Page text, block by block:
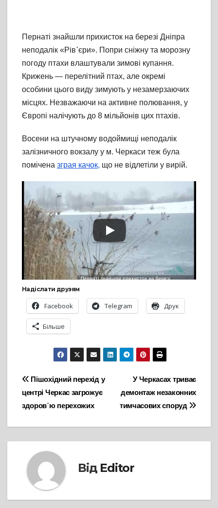
Пернаті знайшли прихисток на березі Дніпра
неподалік «Рів᾽єри». Попри сніжну та морозну
погоду птахи влаштували зимові купання.
Крижень — перелітний птах, але окремі
особини цього виду зимують у незамерзаючих
місцях. Незважаючи на активне полювання, у
Європі налічують до 8 мільйонів цих птахів.
Восени на штучному водоймищі неподалік
залізничного вокзалу у м. Черкаси теж була
помічена зграя качок, що не відлетіли у вирій.
Надіслати друзям
Facebook Telegram Друк
Більше
Навігація
записів
У Черкасах триває
демонтаж незаконних
тимчасових споруд
Пішохідний перехід у
центрі Черкас загрожує
здоров᾽ю перехожих
Від Editor